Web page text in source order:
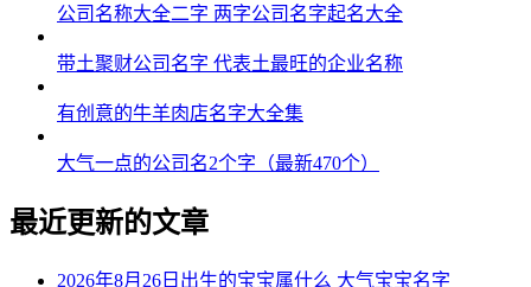
52、龚莉梓、龚夏梓、龚滢知、龚芊婷
53、龚冰南、龚俪俪、龚云婕、龚卿清
54、龚梓倩、龚歆甯、龚采晓、龚虞汐
55、龚紫裳、龚影姿、龚梵媛、龚秋桂
56、龚唯蓓、龚霄伊、龚璇嫣、龚瑜岚
公司名称大全二字 两字公司名字起名大全
带土聚财公司名字 代表土最旺的企业名称
有创意的牛羊肉店名字大全集
大气一点的公司名2个字（最新470个）
最近更新的文章
2026年8月26日出生的宝宝属什么 大气宝宝名字